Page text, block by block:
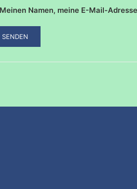
Meinen Namen, meine E-Mail-